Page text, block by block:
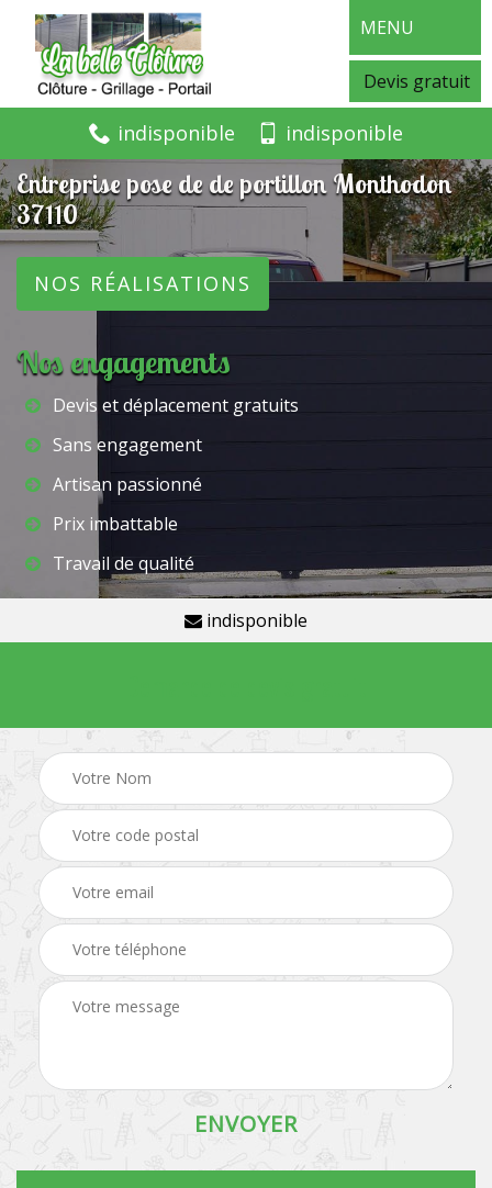
MENU
Devis gratuit
indisponible indisponible
Entreprise pose de de portillon Monthodon
37110
NOS RÉALISATIONS
Nos engagements
Devis et déplacement gratuits
Sans engagement
Artisan passionné
Prix imbattable
Travail de qualité
indisponible